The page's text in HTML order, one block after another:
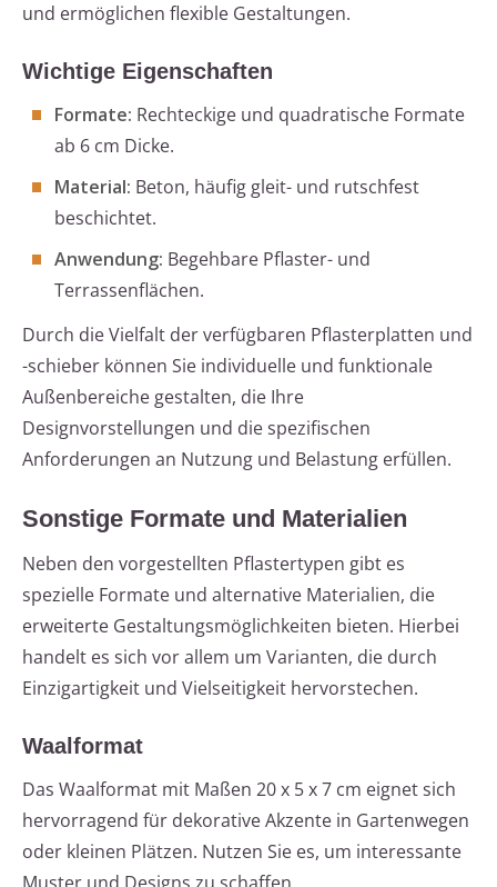
und ermöglichen flexible Gestaltungen.
Wichtige Eigenschaften
Formate: Rechteckige und quadratische Formate
ab 6 cm Dicke.
Material: Beton, häufig gleit- und rutschfest
beschichtet.
Anwendung: Begehbare Pflaster- und
Terrassenflächen.
Durch die Vielfalt der verfügbaren Pflasterplatten und
-schieber können Sie individuelle und funktionale
Außenbereiche gestalten, die Ihre
Designvorstellungen und die spezifischen
Anforderungen an Nutzung und Belastung erfüllen.
Sonstige Formate und Materialien
Neben den vorgestellten Pflastertypen gibt es
spezielle Formate und alternative Materialien, die
erweiterte Gestaltungsmöglichkeiten bieten. Hierbei
handelt es sich vor allem um Varianten, die durch
Einzigartigkeit und Vielseitigkeit hervorstechen.
Waalformat
Das Waalformat mit Maßen 20 x 5 x 7 cm eignet sich
hervorragend für dekorative Akzente in Gartenwegen
oder kleinen Plätzen. Nutzen Sie es, um interessante